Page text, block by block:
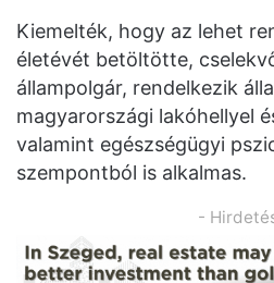
Kiemelték, hogy az lehet
életévét betöltötte,
állampolgár, rendelkezik
magyarországi lakóhellyel
valamint egészségügyi
szempontból is alkalmas.
-